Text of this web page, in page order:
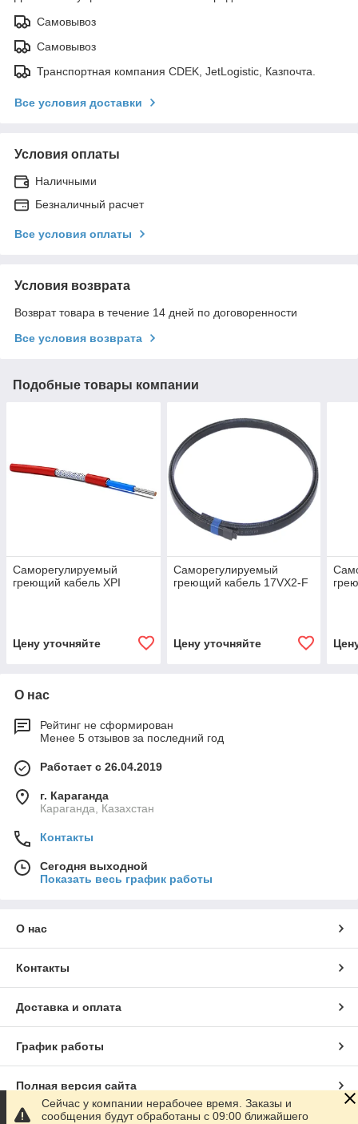
Самовывоз
Самовывоз
Транспортная компания CDEK, JetLogistic, Казпочта.
Все условия доставки
Условия оплаты
Наличными
Безналичный расчет
Все условия оплаты
Условия возврата
Возврат товара в течение 14 дней по договоренности
Все условия возврата
Подобные товары компании
Саморегулируемый
греющий кабель XPI
Цену уточняйте
Саморегулируемый
греющий кабель 17VX2-F
Цену уточняйте
О нас
Рейтинг не сформирован
Менее 5 отзывов за последний год
Работает с 26.04.2019
г. Караганда
Караганда, Казахстан
Контакты
Сегодня выходной
Показать весь график работы
О нас
Контакты
Доставка и оплата
График работы
Полная версия сайта
Сейчас у компании нерабочее время. Заказы и
сообщения будут обработаны с 09:00 ближайшего